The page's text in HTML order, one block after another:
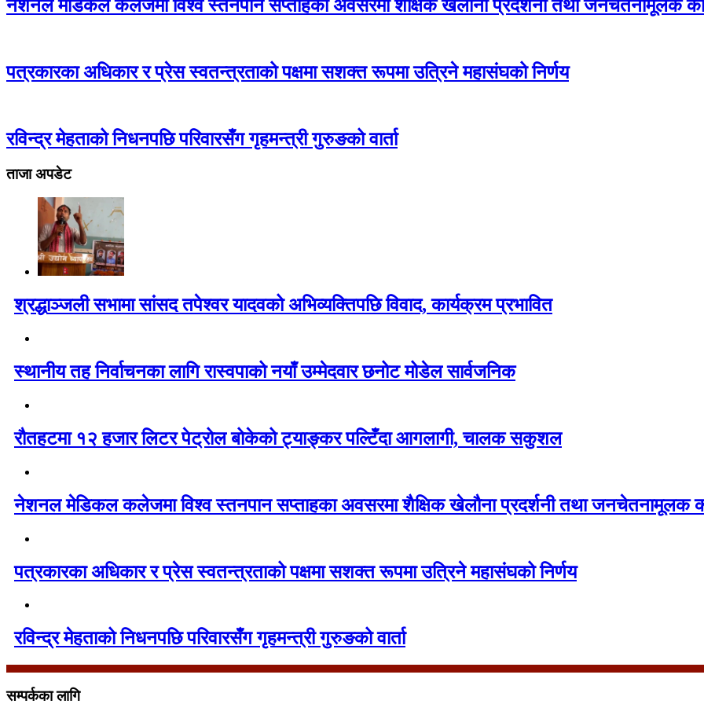
नेशनल मेडिकल कलेजमा विश्व स्तनपान सप्ताहका अवसरमा शैक्षिक खेलौना प्रदर्शनी तथा जनचेतनामूलक
पत्रकारका अधिकार र प्रेस स्वतन्त्रताको पक्षमा सशक्त रूपमा उत्रिने महासंघको निर्णय
रविन्द्र मेहताको निधनपछि परिवारसँग गृहमन्त्री गुरुङको वार्ता
ताजा अपडेट
श्रद्धाञ्जली सभामा सांसद तपेश्वर यादवको अभिव्यक्तिपछि विवाद, कार्यक्रम प्रभावित
स्थानीय तह निर्वाचनका लागि रास्वपाको नयाँ उम्मेदवार छनोट मोडेल सार्वजनिक
रौतहटमा १२ हजार लिटर पेट्रोल बोकेको ट्याङ्कर पल्टिँदा आगलागी, चालक सकुशल
नेशनल मेडिकल कलेजमा विश्व स्तनपान सप्ताहका अवसरमा शैक्षिक खेलौना प्रदर्शनी तथा जनचेतनामूलक
पत्रकारका अधिकार र प्रेस स्वतन्त्रताको पक्षमा सशक्त रूपमा उत्रिने महासंघको निर्णय
रविन्द्र मेहताको निधनपछि परिवारसँग गृहमन्त्री गुरुङको वार्ता
सम्पर्कका लागि